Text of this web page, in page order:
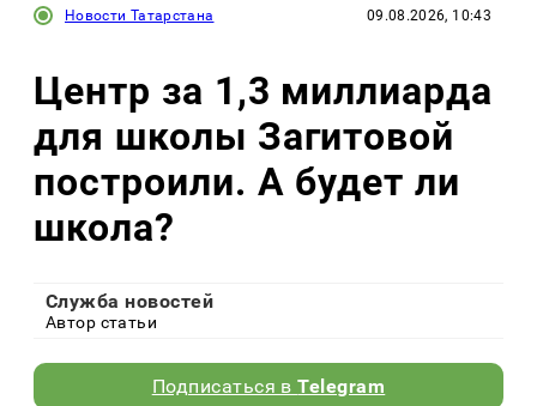
Новости Татарстана 09.08.2026, 10:43
Центр за 1,3 миллиарда
для школы Загитовой
построили. А будет ли
школа?
Служба новостей
Автор статьи
Подписаться вTelegram